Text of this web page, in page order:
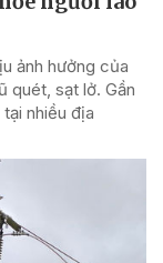
ảnh hưởng của
quét, sạt lở. Gần
nhiều địa